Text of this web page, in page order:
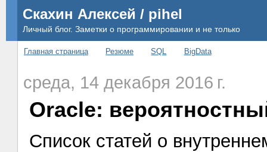
Скахин Алексей / pihel
Личный блог. Заметки о программировании и не только
Главная страница Резюме SQL BigData
среда, 14 декабря 2016 г.
Oracle:
Список статей о